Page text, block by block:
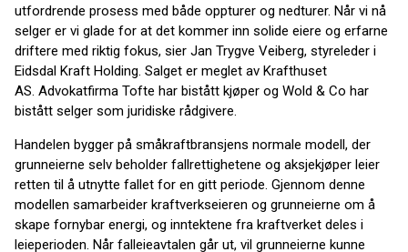
utfordrende prosess med både oppturer og nedturer. Når vi nå
selger er vi glade for at det kommer inn solide eiere og erfarne
driftere med riktig fokus, sier Jan Trygve Veiberg, styreleder i
Eidsdal Kraft Holding. Salget er meglet av Krafthuset
AS. Advokatfirma Tofte har bistått kjøper og Wold & Co har
bistått selger som juridiske rådgivere.
Handelen bygger på småkraftbransjens normale modell, der
grunneierne selv beholder fallrettighetene og aksjekjøper leier
retten til å utnytte fallet for en gitt periode. Gjennom denne
modellen samarbeider kraftverkseieren og grunneierne om å
skape fornybar energi, og inntektene fra kraftverket deles i
leieperioden. Når falleieavtalen går ut, vil grunneierne kunne